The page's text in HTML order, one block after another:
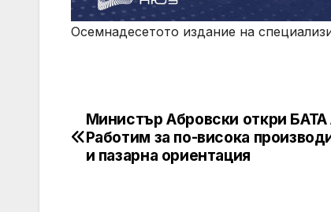
Осемнадесетото издание на
Post
navigation
Министър Абровски откри
Работим за по-висока
и пазарна ориентация